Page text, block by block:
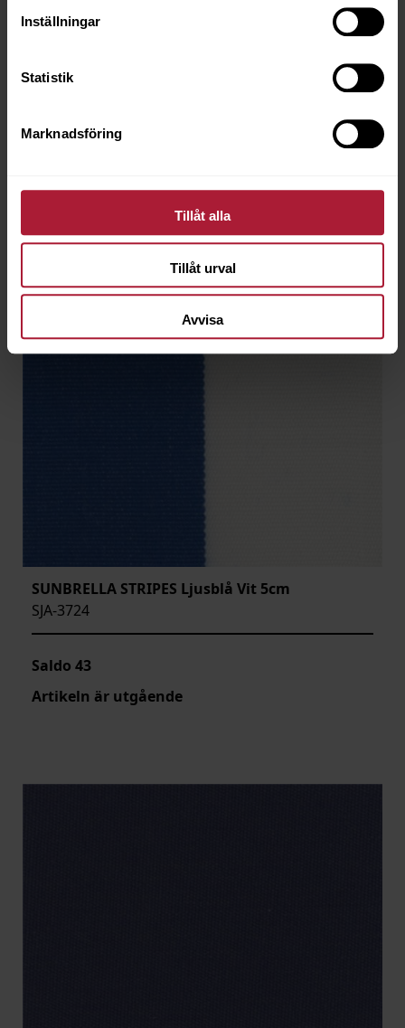
Inställningar
Statistik
Marknadsföring
Tillåt alla
Tillåt urval
Avvisa
SUNBRELLA STRIPES Smal Blå
SJA-3708
Saldo
SUNBRELLA STRIPES Ljusblå Vit 5cm
SJA-3724
Saldo 43
Artikeln är utgående